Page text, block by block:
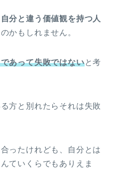
自分と違う価値観を持つ人
かもしれません。
あって失敗ではないと考
方と別れたらそれは失敗
ったけれども、自分とは
ていくらでもありえま